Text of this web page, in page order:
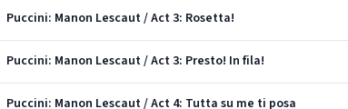
Puccini: Manon Lescaut / Act 3: Rosetta!
Puccini: Manon Lescaut / Act 3: Presto! In fila!
Puccini: Manon Lescaut / Act 4: Tutta su me ti posa